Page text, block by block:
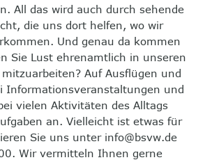
All das wird auch durch sehende
die uns dort helfen, wo wir
Und genau da kommen
Sie Lust ehrenamtlich in unseren
Auf Ausflügen und
Informationsveranstaltungen und
vielen Aktivitäten des Alltags
an. Vielleicht ist etwas für
Sie uns unter info@bsvw.de
Wir vermitteln Ihnen gerne